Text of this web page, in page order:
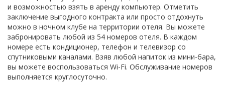
и возможностью взять в аренду компьютер. Отметить
заключение выгодного контракта или просто отдохнуть
можно в ночном клубе на территории отеля. Вы можете
забронировать любой из 54 номеров отеля. В каждом
номере есть кондиционер, телефон и телевизор со
спутниковыми каналами. Взяв любой напиток из мини-бара,
вы можете воспользоваться Wi-Fi. Обслуживание номеров
выполняется круглосуточно.